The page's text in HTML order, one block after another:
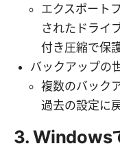
エクスポート
されたドライ
付き圧縮で保
バックアップの
複数のバック
過去の設定に
3. Windows